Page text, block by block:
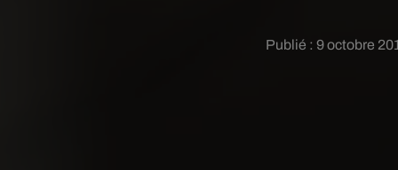
Publié : 9 octobre